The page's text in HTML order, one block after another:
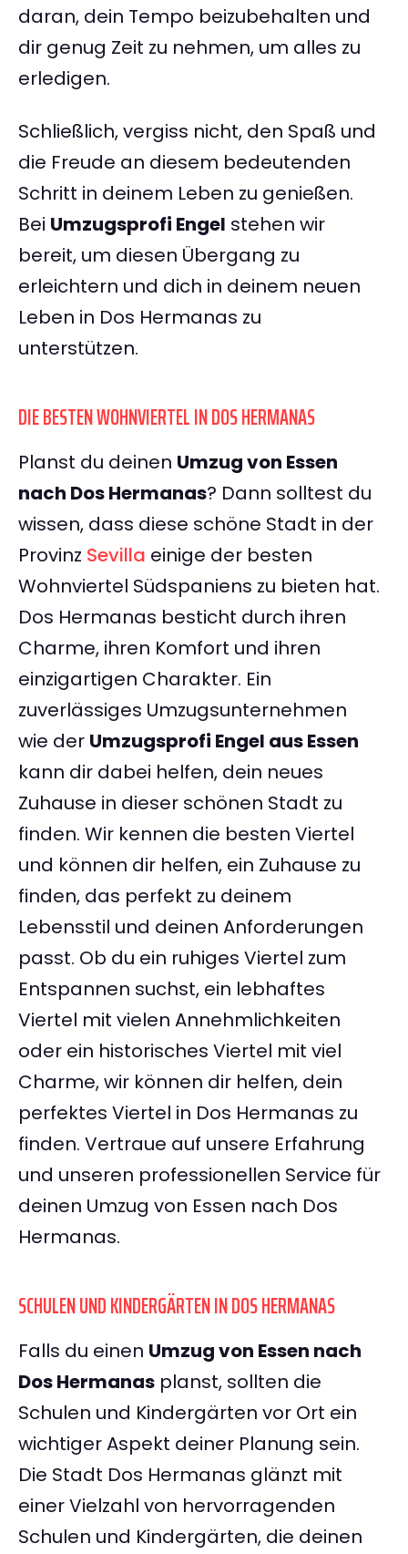
daran, dein Tempo beizubehalten und
dir genug Zeit zu nehmen, um alles zu
erledigen.
Schließlich, vergiss nicht, den Spaß und
die Freude an diesem bedeutenden
Schritt in deinem Leben zu genießen.
Bei Umzugsprofi Engel stehen wir
bereit, um diesen Übergang zu
erleichtern und dich in deinem neuen
Leben in Dos Hermanas zu
unterstützen.
DIE BESTEN WOHNVIERTEL IN DOS HERMANAS
Planst du deinen Umzug von Essen
nach Dos Hermanas? Dann solltest du
wissen, dass diese schöne Stadt in der
Provinz Sevilla einige der besten
Wohnviertel Südspaniens zu bieten hat.
Dos Hermanas besticht durch ihren
Charme, ihren Komfort und ihren
einzigartigen Charakter. Ein
zuverlässiges Umzugsunternehmen
wie der Umzugsprofi Engel aus Essen
kann dir dabei helfen, dein neues
Zuhause in dieser schönen Stadt zu
finden. Wir kennen die besten Viertel
und können dir helfen, ein Zuhause zu
finden, das perfekt zu deinem
Lebensstil und deinen Anforderungen
passt. Ob du ein ruhiges Viertel zum
Entspannen suchst, ein lebhaftes
Viertel mit vielen Annehmlichkeiten
oder ein historisches Viertel mit viel
Charme, wir können dir helfen, dein
perfektes Viertel in Dos Hermanas zu
finden. Vertraue auf unsere Erfahrung
und unseren professionellen Service für
deinen Umzug von Essen nach Dos
Hermanas.
SCHULEN UND KINDERGÄRTEN IN DOS HERMANAS
Falls du einen Umzug von Essen nach
Dos Hermanas planst, sollten die
Schulen und Kindergärten vor Ort ein
wichtiger Aspekt deiner Planung sein.
Die Stadt Dos Hermanas glänzt mit
einer Vielzahl von hervorragenden
Schulen und Kindergärten, die deinen